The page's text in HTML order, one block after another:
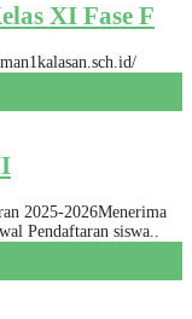
XI Fase F
2025-2026Menerima
Pendaftaran siswa..